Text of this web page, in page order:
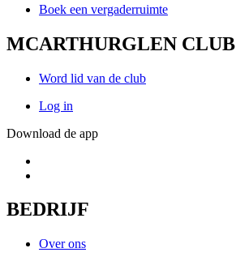
Boek een vergaderruimte
MCARTHURGLEN CLUB
Word lid van de club
Log in
Download de app
BEDRIJF
Over ons